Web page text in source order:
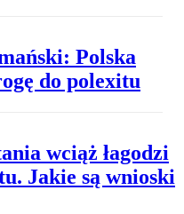
Polska
do polexitu
wciąż łagodzi
Jakie są wnioski